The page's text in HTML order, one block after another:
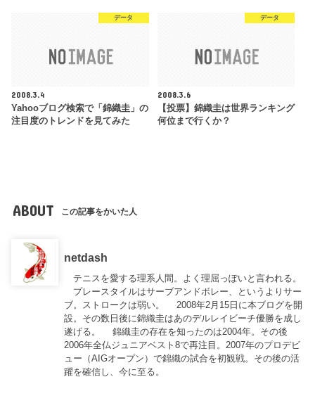
データ
2008.3.4
Yahooブログ検索で「錦織圭」の
注目度のトレンドを見てみた
データ
2008.3.6
【投票】錦織圭は世界ランキング
何位まで行くか？
ABOUT この記事をかいた人
netdash
テニスを愛する理系人間。よく理屈っぽいと言われる。
プレースタイルはサーブアンドボレー、というよりサー
ブ。ストロークは弱い。 2008年2月15日に本ブログを開
設。その数日後に錦織圭はあのデルレイビーチ優勝を成し
遂げる。 錦織圭の存在を知ったのは2004年。その後
2006年全仏ジュニアベスト8で再注目。2007年のプロデビ
ュー（AIGオープン）で錦織の試合を初観戦。その後の活
躍を確信し、今に至る。